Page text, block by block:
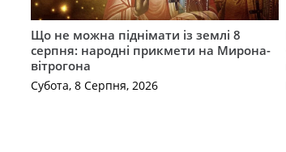
Що не можна піднімати із землі 8
серпня: народні прикмети на Мирона-
вітрогона
Субота, 8 Серпня, 2026